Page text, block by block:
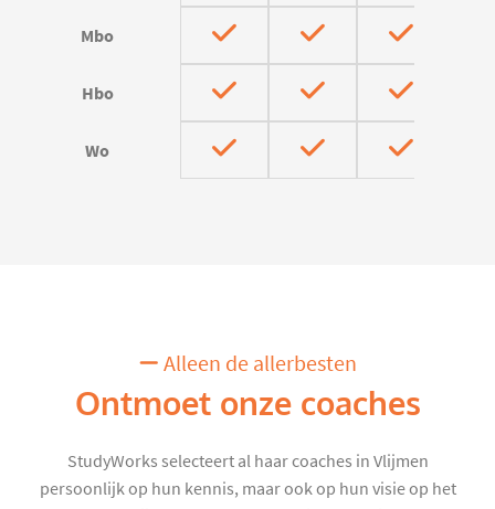
Mbo
Hbo
Wo
Alleen de allerbesten
Ontmoet onze coaches
StudyWorks selecteert al haar coaches in Vlijmen
persoonlijk op hun kennis, maar ook op hun visie op het